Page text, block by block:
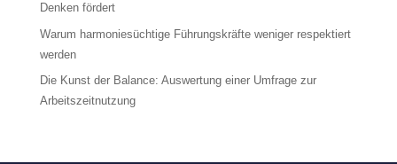
Denken fördert
Warum harmoniesüchtige Führungskräfte weniger respektiert
werden
Die Kunst der Balance: Auswertung einer Umfrage zur
Arbeitszeitnutzung